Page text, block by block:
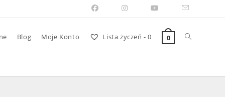
Blog Moje Konto Lista życzeń - 0 0 Toggle
website